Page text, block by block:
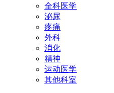
全科医学
泌尿
疼痛
外科
消化
精神
运动医学
其他科室